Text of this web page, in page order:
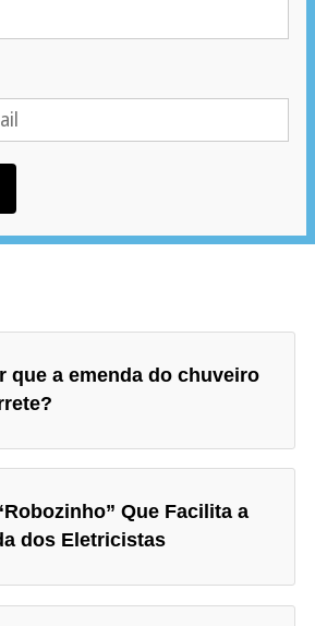
que a emenda do chuveiro
Que Facilita a
dos Eletricistas